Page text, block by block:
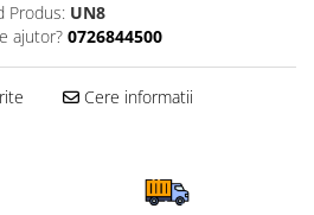
Produs: UN8
ajutor? 0726844500
Cere informatii